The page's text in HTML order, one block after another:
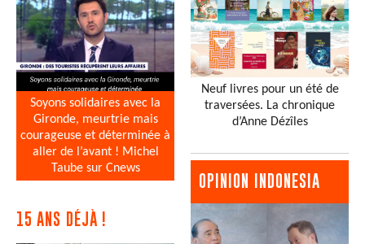
Soyons solidaires avec la
Gironde, meurtrie mais
courageuse et déterminée à
aller de l’avant ! Michel
Taube sur Cnews
15 ANS DÉJÀ !
Neuf livres pour un été de
traversées. La chronique
d’Anne Dézîles
OPINION INDONESIA